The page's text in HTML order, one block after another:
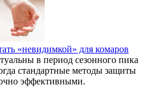
«невидимкой» для комаров
в период сезонного пика
стандартные методы защиты
эффективными.